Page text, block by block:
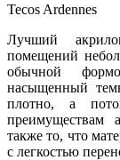
Tecos Ardennes
Лучший
помещений
обычной
насыщенный
плотно, а
преимуществам
также то, что
с легкостью